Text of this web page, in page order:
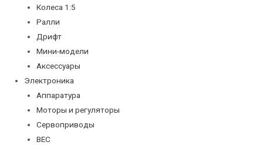
Колеса 1:5
Ралли
Дрифт
Мини-модели
Аксессуары
Электроника
Аппаратура
Моторы и регуляторы
Сервоприводы
BEC